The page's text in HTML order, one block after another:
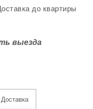
до квартиры
выезда
Доставка